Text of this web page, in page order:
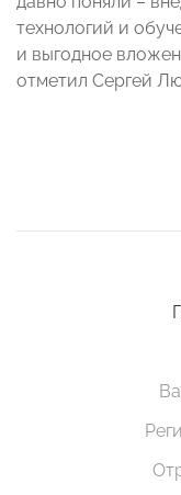
технологий и
и выгодное
отметил Сергей